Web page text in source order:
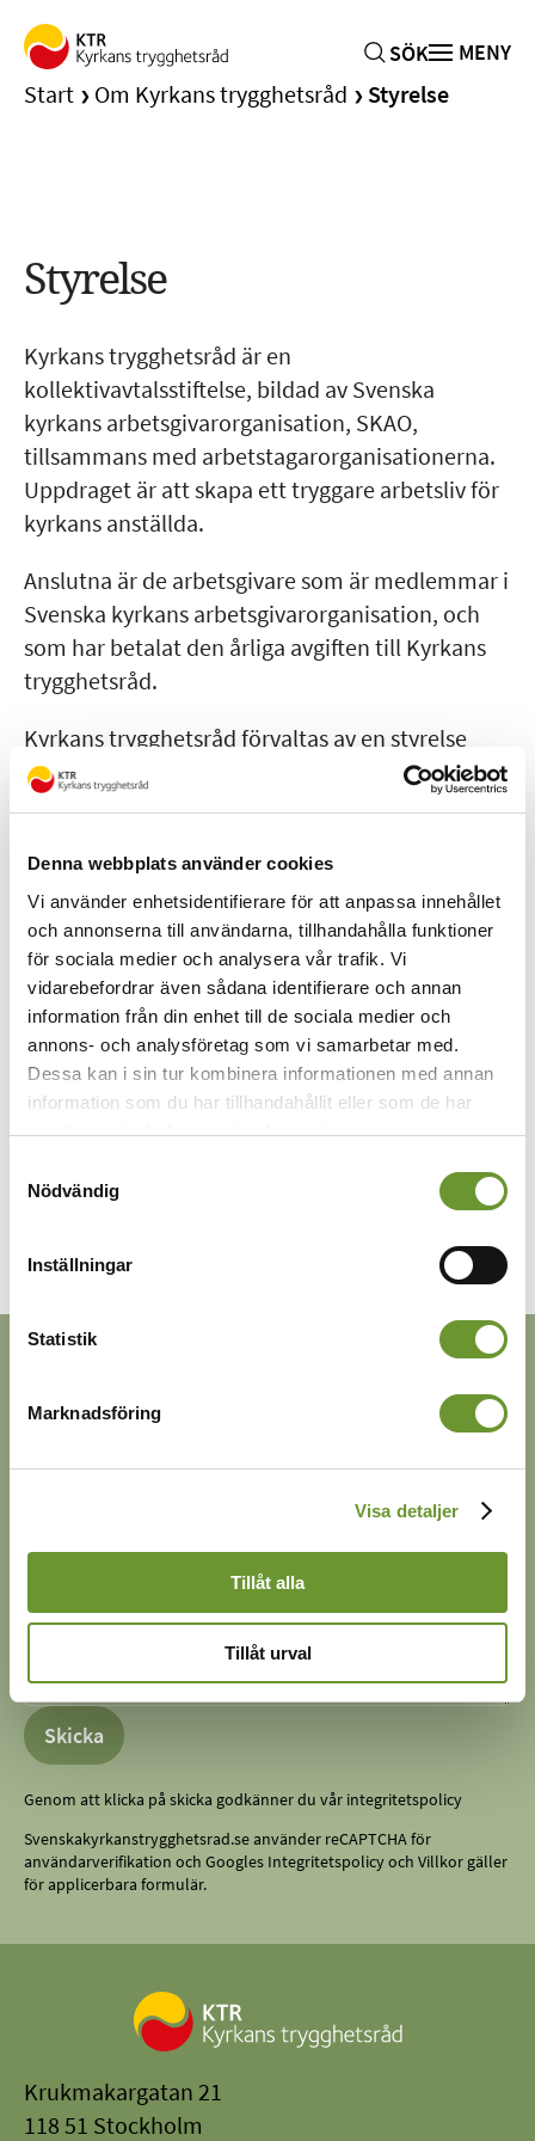
Denna webbplats använder cookies
Vi använder enhetsidentifierare för att anpassa innehållet
och annonserna till användarna, tillhandahålla funktioner
för sociala medier och analysera vår trafik. Vi
vidarebefordrar även sådana identifierare och annan
information från din enhet till de sociala medier och
annons- och analysföretag som vi samarbetar med.
Dessa kan i sin tur kombinera informationen med annan
information som du har tillhandahållit eller som de har
samlat in när du har använt deras tjänster.
Nödvändig
Inställningar
Statistik
Marknadsföring
Visa detaljer
Tillåt alla
Tillåt urval
SÖK MENY
Arbetsgivare
Om Kyrkans trygghetsråd
Styrelse
Avtal om omställnings- och kompetensstöd
Kontakta oss
Logga in
Webbinarier och event
Start Om Kyrkans trygghetsråd Styrelse
Styrelse
Kyrkans trygghetsråd är en
kollektivavtalsstiftelse, bildad av Svenska
kyrkans arbetsgivarorganisation, SKAO,
tillsammans med arbetstagarorganisationerna.
Uppdraget är att skapa ett tryggare arbetsliv för
kyrkans anställda.
Anslutna är de arbetsgivare som är medlemmar i
Svenska kyrkans arbetsgivarorganisation, och
som har betalat den årliga avgiften till Kyrkans
trygghetsråd.
Kyrkans trygghetsråd förvaltas av en styrelse
med tio ledamöter och lika många ersättare.
Ordförande i nuvarande styrelse är Birgitta
Parterna utser även ledamöter till en
beredningsgrupp, som handlägger och bereder
ärenden på uppdrag av styrelsen och lämnar på
förekommen anledning förslag till beslut till
styrelsen.
Skicka
Genom att klicka på skicka godkänner du vår integritetspolicy
Svenskakyrkanstrygghetsrad.se använder reCAPTCHA för
användarverifikation och Googles Integritetspolicyoch Villkor gäller
för applicerbara formulär.
Krukmakargatan 21
118 51 Stockholm